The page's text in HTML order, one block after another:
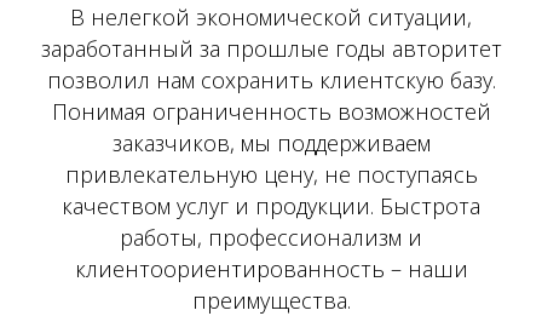
В нелегкой экономической ситуации,
заработанный за прошлые годы авторитет
позволил нам сохранить клиентскую базу.
Понимая ограниченность возможностей
заказчиков, мы поддерживаем
привлекательную цену, не поступаясь
качеством услуг и продукции. Быстрота
работы, профессионализм и
клиентоориентированность – наши
преимущества.